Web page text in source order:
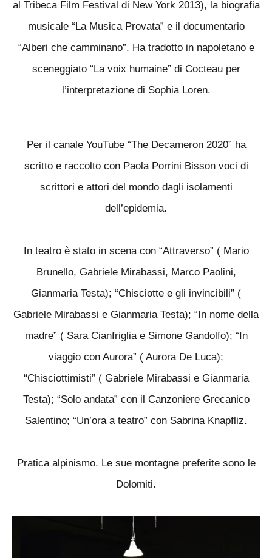
al Tribeca Film Festival di New York 2013), la biografia
musicale “La Musica Provata” e il documentario
“Alberi che camminano”. Ha tradotto in napoletano e
sceneggiato “La voix humaine” di Cocteau per
l’interpretazione di Sophia Loren.
Per il canale YouTube “The Decameron 2020” ha
scritto e raccolto con Paola Porrini Bisson voci di
scrittori e attori del mondo dagli isolamenti
dell’epidemia.
In teatro è stato in scena con “Attraverso” ( Mario
Brunello, Gabriele Mirabassi, Marco Paolini,
Gianmaria Testa); “Chisciotte e gli invincibili” (
Gabriele Mirabassi e Gianmaria Testa); “In nome della
madre” ( Sara Cianfriglia e Simone Gandolfo); “In
viaggio con Aurora” ( Aurora De Luca);
“Chisciottimisti” ( Gabriele Mirabassi e Gianmaria
Testa); “Solo andata” con il Canzoniere Grecanico
Salentino; “Un’ora a teatro” con Sabrina Knapfliz.
Pratica alpinismo. Le sue montagne preferite sono le
Dolomiti.